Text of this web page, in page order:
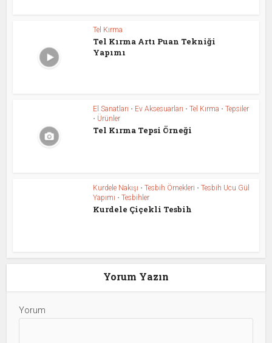
Tel Kırma
Tel Kırma Artı Puan Tekniği
Yapımı
El Sanatları • Ev Aksesuarları • Tel Kırma • Tepsiler
• Ürünler
Tel Kırma Tepsi Örneği
Kurdele Nakışı • Tesbih Örnekleri • Tesbih Ucu Gül
Yapımı • Tesbihler
Kurdele Çiçekli Tesbih
Yorum Yazın
Yorum